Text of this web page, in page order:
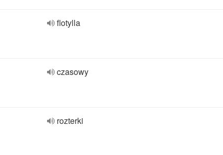
flotylla
czasowy
rozterki